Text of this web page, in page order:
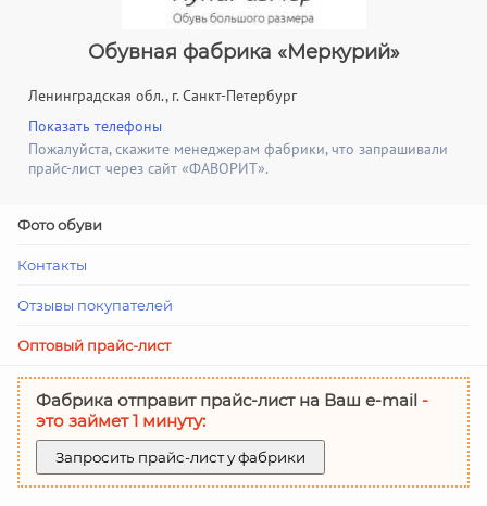
Обувная фабрика «Меркурий»
Ленинградская обл., г. Санкт-Петербург
Показать телефоны
Пожалуйста, скажите менеджерам фабрики, что запрашивали
прайс-лист через сайт «ФАВОРИТ».
Фото обуви
Контакты
Отзывы покупателей
Оптовый прайс-лист
Фабрика отправит прайс-лист на Ваш е-mail -
это займет 1 минуту:
Запросить прайс-лист у фабрики